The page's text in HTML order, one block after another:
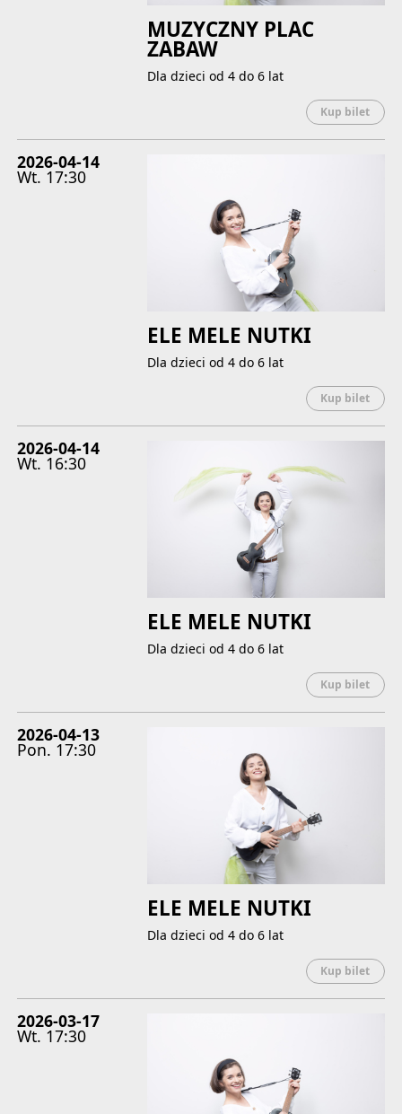
MUZYCZNY PLAC
ZABAW
Dla dzieci od 4 do 6 lat
Kup bilet
2026-04-14
Wt. 17:30
ELE MELE NUTKI
Dla dzieci od 4 do 6 lat
Kup bilet
2026-04-14
Wt. 16:30
ELE MELE NUTKI
Dla dzieci od 4 do 6 lat
Kup bilet
2026-04-13
Pon. 17:30
ELE MELE NUTKI
Dla dzieci od 4 do 6 lat
Kup bilet
2026-03-17
Wt. 17:30